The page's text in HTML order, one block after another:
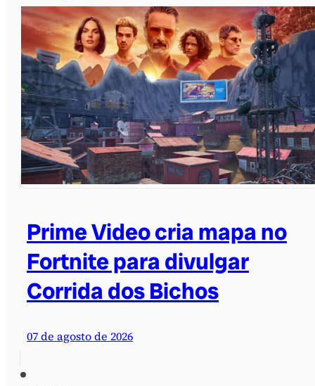
Prime Video cria mapa no
Fortnite para divulgar
Corrida dos Bichos
07 de agosto de 2026